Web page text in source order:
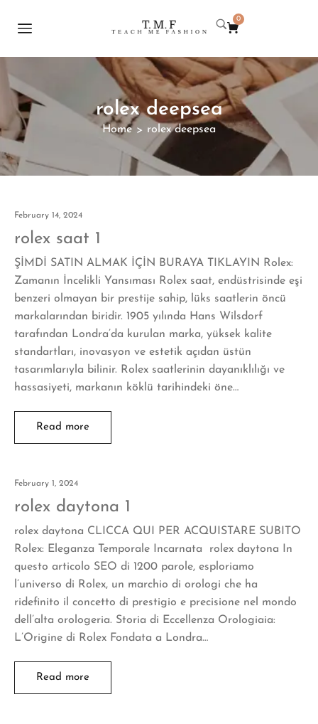
0
rolex deepsea
Home > rolex deepsea
February 14, 2024
rolex saat 1
ŞİMDİ SATIN ALMAK İÇİN BURAYA TIKLAYIN Rolex:
Zamanın İncelikli Yansıması Rolex saat, endüstrisinde eşi
benzeri olmayan bir prestije sahip, lüks saatlerin öncü
markalarından biridir. 1905 yılında Hans Wilsdorf
tarafından Londra’da kurulan marka, yüksek kalite
standartları, inovasyon ve estetik açıdan üstün
tasarımlarıyla bilinir. Rolex saatlerinin dayanıklılığı ve
hassasiyeti, markanın köklü tarihindeki öne…
Read more
February 1, 2024
rolex daytona 1
rolex daytona CLICCA QUI PER ACQUISTARE SUBITO
Rolex: Eleganza Temporale Incarnata rolex daytona In
questo articolo SEO di 1200 parole, esploriamo
l’universo di Rolex, un marchio di orologi che ha
ridefinito il concetto di prestigio e precisione nel mondo
dell’alta orologeria. Storia di Eccellenza Orologiaia:
L’Origine di Rolex Fondata a Londra…
Read more